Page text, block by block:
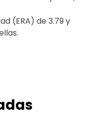
(ERA) de 3.79 y